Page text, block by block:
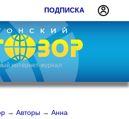
ПОДПИСКА
интернет-журнал
→ Авторы → Анна